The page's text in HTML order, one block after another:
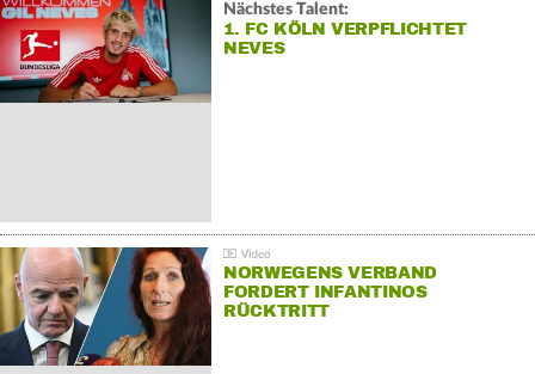
Nächstes Talent:
1. FC KÖLN VERPFLICHTET
NEVES
NORWEGENS VERBAND
FORDERT INFANTINOS
RÜCKTRITT